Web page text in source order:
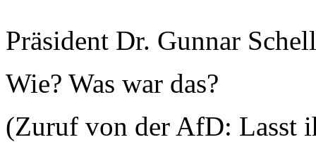
Präsident Dr. Gunnar
Wie? Was war das?
(Zuruf von der AfD: Lasst